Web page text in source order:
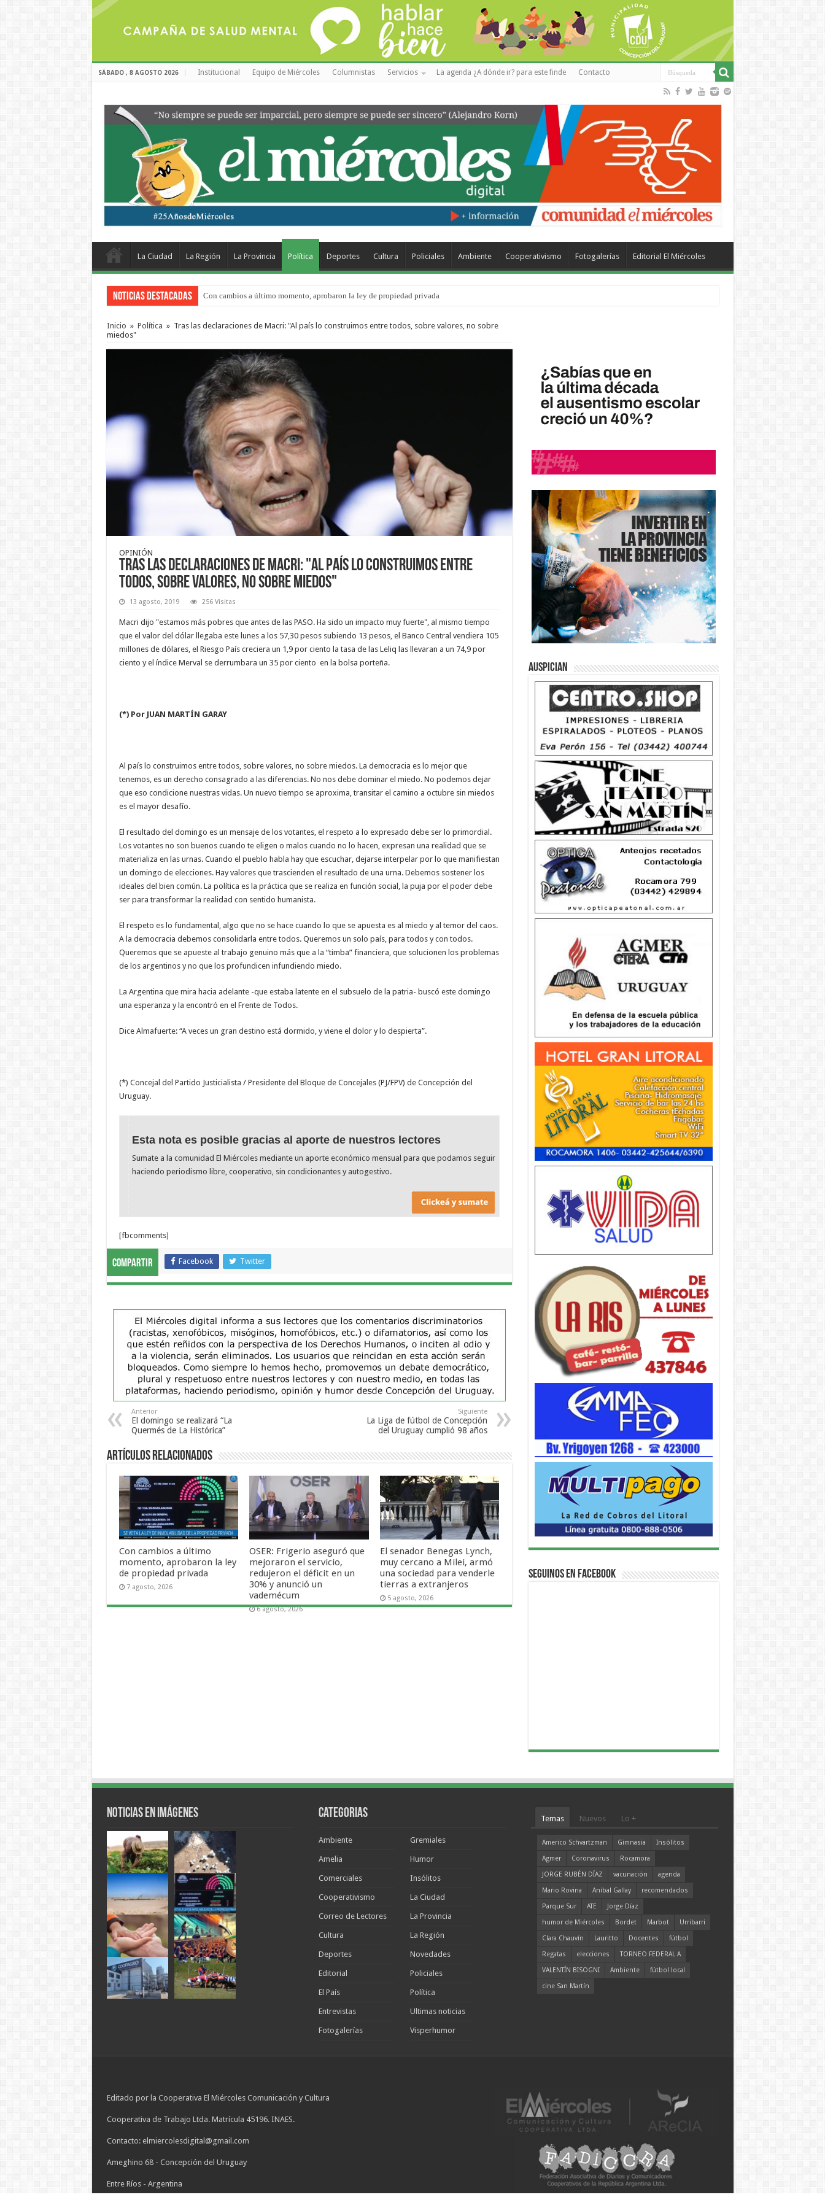
SÁBADO , 8 AGOSTO 2026 Institucional Equipo de Miércoles Columnistas Servicios La agenda ¿A dónde ir? para este finde Contacto
La Ciudad La Región La Provincia Política Deportes Cultura Policiales Ambiente Cooperativismo Fotogalerías Editorial El Miércoles
Noticias Destacadas Con cambios a último momento, aprobaron la ley de propiedad privada
Inicio » Política » Tras las declaraciones de Macri: "Al país lo construimos entre todos, sobre valores, no sobre
miedos"
OPINIÓN
Tras las declaraciones de Macri: "Al país lo construimos entre
todos, sobre valores, no sobre miedos"
13 agosto, 2019 256 Visitas
Macri dijo "estamos más pobres que antes de las PASO. Ha sido un impacto muy fuerte", al mismo tiempo
que el valor del dólar llegaba este lunes a los 57,30 pesos subiendo 13 pesos, el Banco Central vendiera 105
millones de dólares, el Riesgo País creciera un 1,9 por ciento la tasa de las Leliq las llevaran a un 74,9 por
ciento y el índice Merval se derrumbara un 35 por ciento en la bolsa porteña.
(*) Por JUAN MARTÍN GARAY
Al país lo construimos entre todos, sobre valores, no sobre miedos. La democracia es lo mejor que
tenemos, es un derecho consagrado a las diferencias. No nos debe dominar el miedo. No podemos dejar
que eso condicione nuestras vidas. Un nuevo tiempo se aproxima, transitar el camino a octubre sin miedos
es el mayor desafío.
El resultado del domingo es un mensaje de los votantes, el respeto a lo expresado debe ser lo primordial.
Los votantes no son buenos cuando te eligen o malos cuando no lo hacen, expresan una realidad que se
materializa en las urnas. Cuando el pueblo habla hay que escuchar, dejarse interpelar por lo que manifiestan
un domingo de elecciones. Hay valores que trascienden el resultado de una urna. Debemos sostener los
ideales del bien común. La política es la práctica que se realiza en función social, la puja por el poder debe
ser para transformar la realidad con sentido humanista.
El respeto es lo fundamental, algo que no se hace cuando lo que se apuesta es al miedo y al temor del caos.
A la democracia debemos consolidarla entre todos. Queremos un solo país, para todos y con todos.
Queremos que se apueste al trabajo genuino más que a la “timba” financiera, que solucionen los problemas
de los argentinos y no que los profundicen infundiendo miedo.
La Argentina que mira hacia adelante -que estaba latente en el subsuelo de la patria- buscó este domingo
una esperanza y la encontró en el Frente de Todos.
Dice Almafuerte: “A veces un gran destino está dormido, y viene el dolor y lo despierta”.
(*) Concejal del Partido Justicialista / Presidente del Bloque de Concejales (PJ/FPV) de Concepción del
Uruguay.
Esta nota es posible gracias al aporte de nuestros lectores
Sumate a la comunidad El Miércoles mediante un aporte económico mensual para que podamos seguir
haciendo periodismo libre, cooperativo, sin condicionantes y autogestivo.
[fbcomments]
Compartir Facebook Twitter
Anterior
El domingo se realizará “La
Quermés de La Histórica”
Siguiente
La Liga de fútbol de Concepción
del Uruguay cumplió 98 años
Artículos Relacionados
Con cambios a último
momento, aprobaron la ley
de propiedad privada
7 agosto, 2026
OSER: Frigerio aseguró que
mejoraron el servicio,
redujeron el déficit en un
30% y anunció un
vademécum
6 agosto, 2026
El senador Benegas Lynch,
muy cercano a Milei, armó
una sociedad para venderle
tierras a extranjeros
5 agosto, 2026
Auspician
Seguinos en Facebook
Noticias en Imágenes Categorias
Ambiente
Amelia
Comerciales
Cooperativismo
Correo de Lectores
Cultura
Deportes
Editorial
El País
Entrevistas
Fotogalerías
Gremiales
Humor
Insólitos
La Ciudad
La Provincia
La Región
Novedades
Policiales
Política
Ultimas noticias
Visperhumor
Temas Nuevos Lo +
Americo Schvartzman Gimnasia
Insólitos
Agmer
Coronavirus
Rocamora
JORGE RUBÉN DÍAZ
vacunación
agenda
Mario Rovina
Aníbal Gallay
recomendados
Parque Sur
ATE
Jorge Díaz
humor de Miércoles
Bordet Marbot
Urribarri
Clara Chauvín
Lauritto Docentes
fútbol
Regatas
elecciones
TORNEO FEDERAL A
VALENTÍN BISOGNI
Ambiente
fútbol local
cine San Martín
Editado por la Cooperativa El Miércoles Comunicación y Cultura
Cooperativa de Trabajo Ltda. Matrícula 45196. INAES.
Contacto: elmiercolesdigital@gmail.com
Ameghino 68 - Concepción del Uruguay
Entre Ríos - Argentina